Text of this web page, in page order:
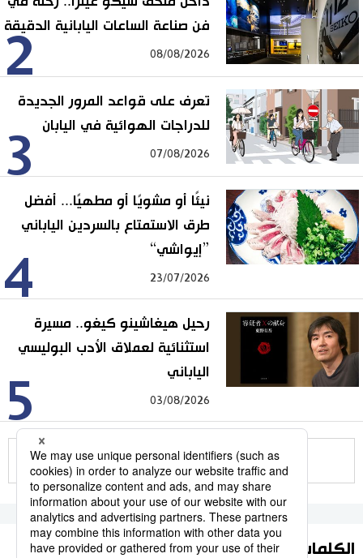
2
فن صناعة الساعات اليابانية الدقيقة
08/08/2026
3
تعرف على قواعد المرور الجديدة
للدراجات الهوائية في اليابان
07/08/2026
4
نيئًا أو مشويًا أو مطهيًا... أفضل
طرق الاستمتاع بالسردين الياباني
”إيواشي“
23/07/2026
5
رحيل هيغاشينو كيغو.. مسيرة
استثنائية لعملاق الأدب البوليسي
الياباني
03/08/2026
للمزيد
الكلمات الأكثر بحثا